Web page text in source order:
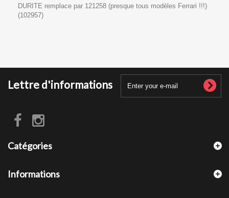
DURITE remplace par 121258 (presque tous modèles Ferrari !!!)
(102957)
Lettre d'informations
Catégories
Informations